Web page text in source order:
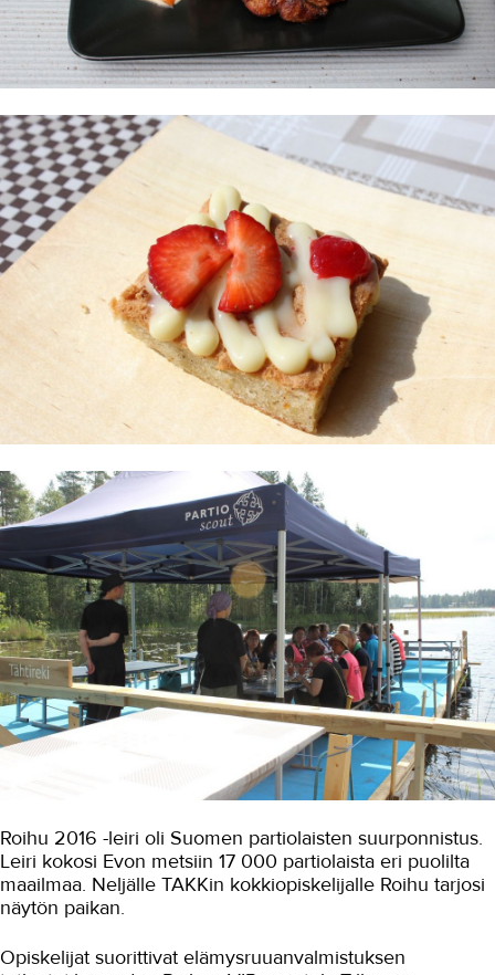
Sähköala
Talotekniikka ja kylmäala
Urheiluhieronta
Työyhteisö ja työura
Valimotekniikka
Ympäristöala
Yrittäjyys
Koulutusopas
YRITYKSILLE
TAKK
AJANKOHTAISTA
OMA TAKK
YHTEYSTIEDOT
Roihu 2016 -leiri oli Suomen partiolaisten suurponnistus.
Leiri kokosi Evon metsiin 17 000 partiolaista eri puolilta
maailmaa. Neljälle TAKKin kokkiopiskelijalle Roihu tarjosi
näytön paikan.
Opiskelijat suorittivat elämysruuanvalmistuksen